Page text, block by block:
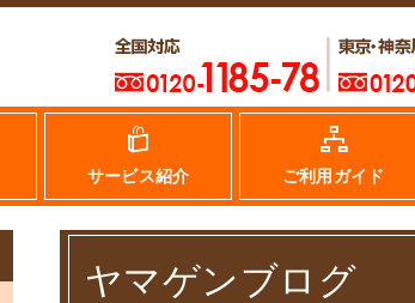
サービス紹介 ご利用ガイド
ヤマゲンブログ